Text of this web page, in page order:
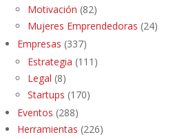
Motivación (82)
Mujeres Emprendedoras (24)
Empresas (337)
Estrategia (111)
Legal (8)
Startups (170)
Eventos (288)
Herramientas (226)